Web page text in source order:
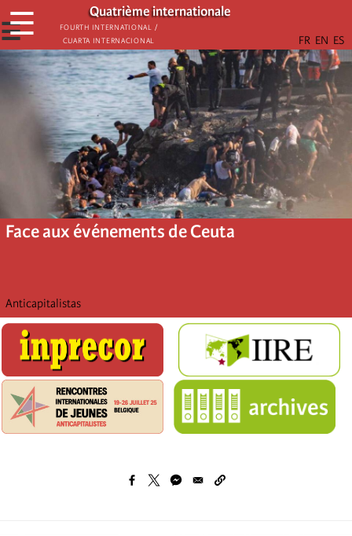
Aller
au
contenu
principal
Quatrième internationale
Fourth International /
Cuarta Internacional
☰
☰
Face aux événements de Ceuta
Anticapitalistas